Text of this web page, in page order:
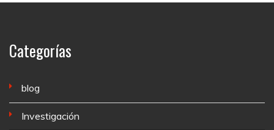
Categorías
blog
Investigación